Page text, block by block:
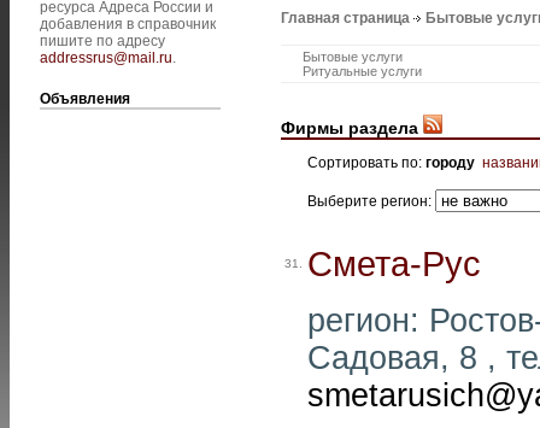
ресурса Адреса России и
добавления в справочник
пишите по адресу
addressrus@mail.ru.
Объявления
Главная страница Бытовые
Бытовые услуги
Ритуальные услуги
Фирмы раздела
Сортировать по: городу
Выберите регион:
31. Смета-Рус
регион:
Садовая, 8 ,